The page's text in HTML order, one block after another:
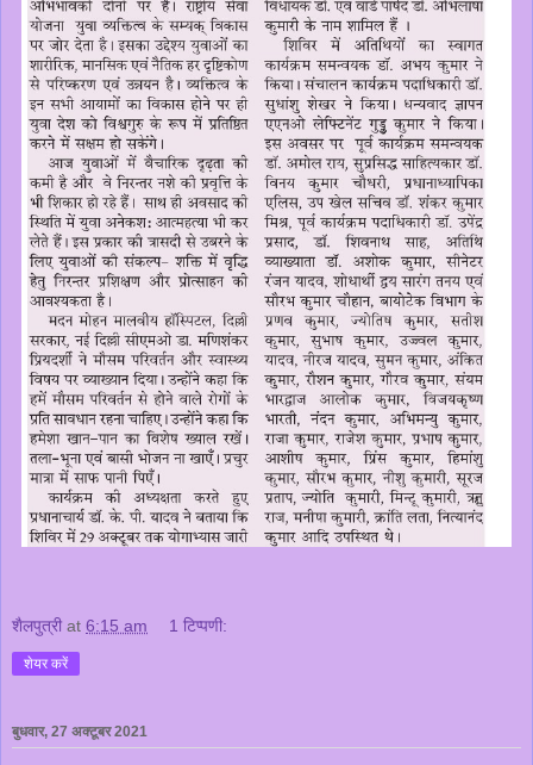
शैलपुत्री at 6:15 am 1 टिप्पणी:
शेयर करें
बुधवार, 27 अक्टूबर 2021